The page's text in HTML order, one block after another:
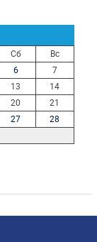
Сб
Вс
6
7
13
14
20
21
27
28